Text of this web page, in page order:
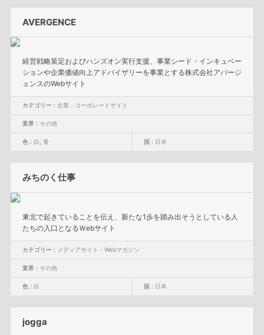
AVERGENCE
経営戦略策定およびハンズオン実行支援、事業シード・インキュベー
ションや企業価値向上アドバイザリーを事業とする株式会社アバージ
ェンスのWebサイト
カテゴリー : 企業・コーポレートサイト
業界 : その他
色 : 白 青 国 : 日本
みちのく仕事
東北で起きていることを伝え、新たな1歩を踏み出そうとしている人
たちの入口となるＷebサイト
カテゴリー : メディアサイト・Webマガジン
業界 : その他
色 : 白 国 : 日本
jogga